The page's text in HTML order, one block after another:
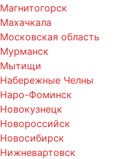
Магнитогорск
Махачкала
Московская область
Мурманск
Мытищи
Набережные Челны
Наро-Фоминск
Новокузнецк
Новороссийск
Новосибирск
Нижневартовск